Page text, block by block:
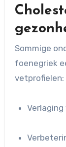
Sommige
foenegriek
vetprofielen:
Verbetering van het totale cholesterol- tot